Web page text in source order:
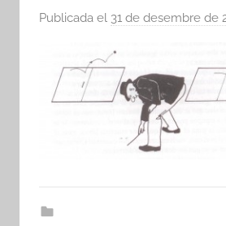
Publicada el 31 de desembre de